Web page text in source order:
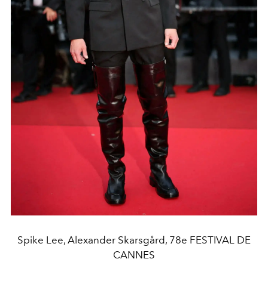
Spike Lee, Alexander Skarsgård, 78e FESTIVAL DE
CANNES